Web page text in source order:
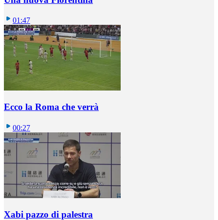
01:47
Ecco la Roma che verrà
00:27
Xabi pazzo di palestra